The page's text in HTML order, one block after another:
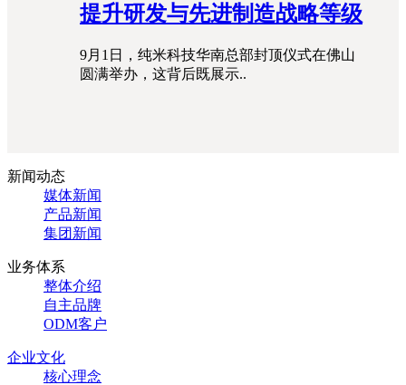
提升研发与先进制造战略等级
9月1日，纯米科技华南总部封顶仪式在佛山
圆满举办，这背后既展示..
新闻动态
媒体新闻
产品新闻
集团新闻
业务体系
整体介绍
自主品牌
ODM客户
企业文化
核心理念